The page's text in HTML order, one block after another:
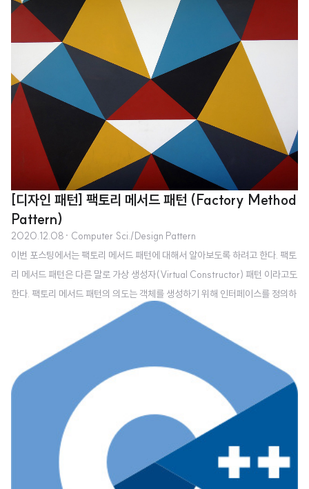
장점은 코드를 자료형마다 중복으로 작성하지 않아도 된다는 점이며, 두 번째로
는 컴파일러가 미리 코드를 만들어 주기 때문에 런타임에서 돌리면 느린 함수들
을 컴파일 시에 미리 호출해서 최종 결과만 상수로 뽑아서 쓸 수가 있다. 함수 템
플릿 예를 들어 두 수를 더하는 Add 함수가 있다고 가정해 보자. int를 더할 수
도 있고, float를 더할 수도 있고, double을 더할 수도 있다. // ..
[디자인 패턴] 팩토리 메서드 패턴 (Factory Method
Pattern)
2020.12.08 · Computer Sci./Design Pattern
이번 포스팅에서는 팩토리 메서드 패턴에 대해서 알아보도록 하려고 한다. 팩토
리 메서드 패턴은 다른 말로 가상 생성자(Virtual Constructor) 패턴 이라고도
한다. 팩토리 메서드 패턴의 의도는 객체를 생성하기 위해 인터페이스를 정의하
지만, 어떤 클래스의 인스턴스를 생성할지에 대한 결정은 서브클래스가 내리도
록 하는 것이다. 기존의 문제점 프레임워크는 추상클래스를 사용하여 객체 간의
관련성을 정의하고 유지할 수 있다. 또한 프레임워크는 이들 객체를 생성할 책
임을 지니기도 한다. 따라서 추상클래스를 상속하는 서브클래스에서 구체적인
행동을 어떻게 정의할 것인지는 프레임워크에서 중요하게 생각해야 하는 요소
이다. 예를 들어 사용자에게 여러가지 문서를 보여주는 프레임워크를 만든다고
생각해 보자. 먼저 Ap..